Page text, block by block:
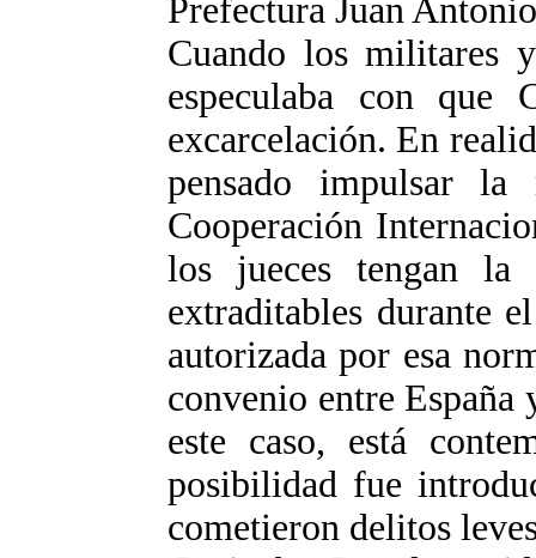
Prefectura Juan
Cuando los militares
especulaba con que
excarcelación. En
pensado impulsar
Cooperación
los jueces tengan
extraditables durante
autorizada por esa
convenio entre España
este caso, está
posibilidad fue
cometieron delitos